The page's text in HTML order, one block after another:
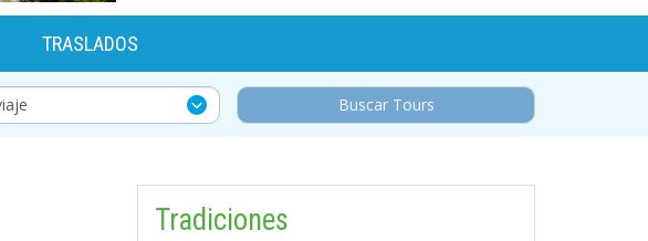
TRASLADOS
Buscar Tours
Tradiciones